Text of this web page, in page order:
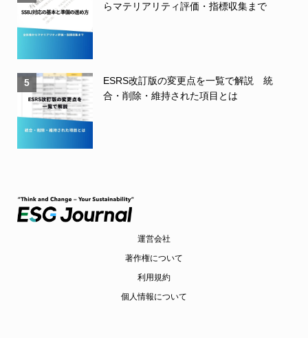
らマテリアリティ評価・指標収集まで
5
ESRS改訂版の変更点を一覧で解説 統
合・削除・維持された項目とは
運営会社
著作権について
利用規約
個人情報について